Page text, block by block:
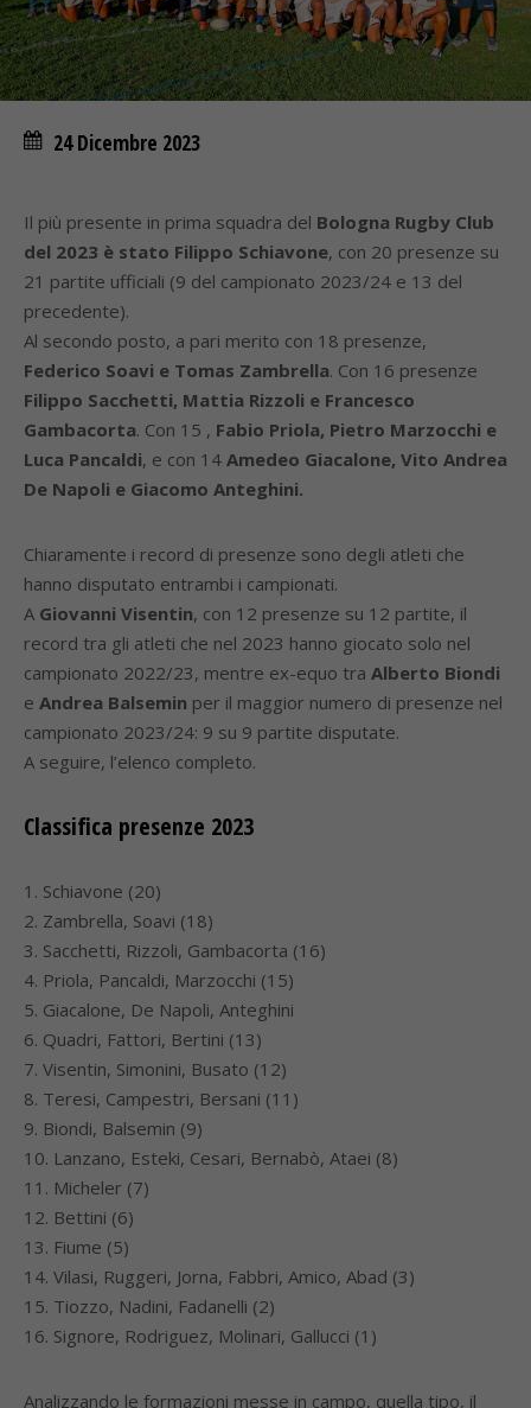
24 Dicembre 2023
Il più presente in prima squadra del Bologna Rugby Club
del 2023 è stato Filippo Schiavone, con 20 presenze su
21 partite ufficiali (9 del campionato 2023/24 e 13 del
precedente).
Al secondo posto, a pari merito con 18 presenze,
Federico Soavi e Tomas Zambrella. Con 16 presenze
Filippo Sacchetti, Mattia Rizzoli e Francesco
Gambacorta. Con 15 , Fabio Priola, Pietro Marzocchi e
Luca Pancaldi, e con 14 Amedeo Giacalone, Vito Andrea
De Napoli e Giacomo Anteghini.
Chiaramente i record di presenze sono degli atleti che
hanno disputato entrambi i campionati.
A Giovanni Visentin, con 12 presenze su 12 partite, il
record tra gli atleti che nel 2023 hanno giocato solo nel
campionato 2022/23, mentre ex-equo tra Alberto Biondi
e Andrea Balsemin per il maggior numero di presenze nel
campionato 2023/24: 9 su 9 partite disputate.
A seguire, l’elenco completo.
Classifica presenze 2023
1. Schiavone (20)
2. Zambrella, Soavi (18)
3. Sacchetti, Rizzoli, Gambacorta (16)
4. Priola, Pancaldi, Marzocchi (15)
5. Giacalone, De Napoli, Anteghini
6. Quadri, Fattori, Bertini (13)
7. Visentin, Simonini, Busato (12)
8. Teresi, Campestri, Bersani (11)
9. Biondi, Balsemin (9)
10. Lanzano, Esteki, Cesari, Bernabò, Ataei (8)
11. Micheler (7)
12. Bettini (6)
13. Fiume (5)
14. Vilasi, Ruggeri, Jorna, Fabbri, Amico, Abad (3)
15. Tiozzo, Nadini, Fadanelli (2)
16. Signore, Rodriguez, Molinari, Gallucci (1)
Analizzando le formazioni messe in campo, quella tipo, il